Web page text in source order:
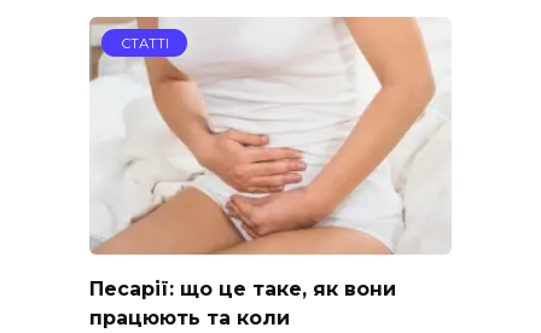
СТАТТІ
Песарії: що це таке, як вони
працюють та коли